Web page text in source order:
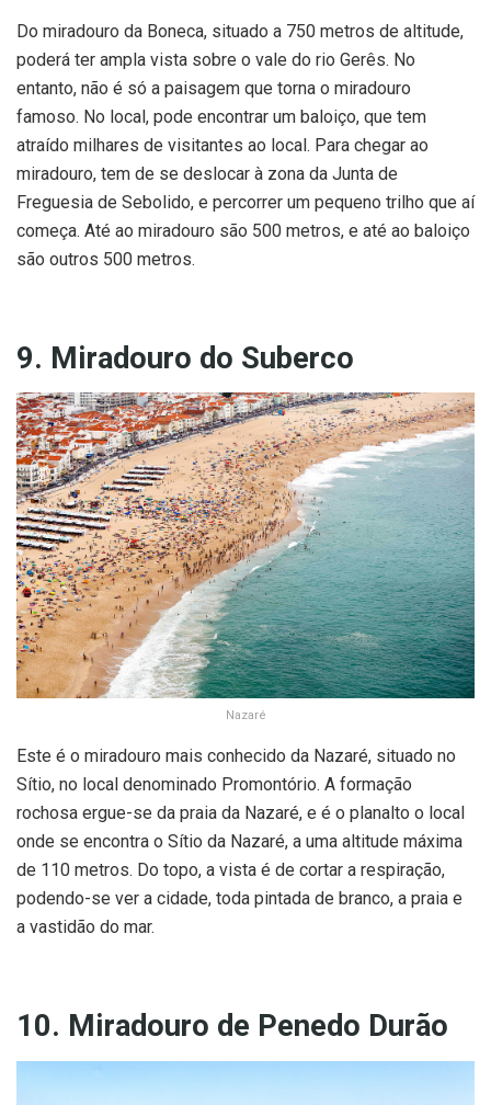
Do miradouro da Boneca, situado a 750 metros de altitude,
poderá ter ampla vista sobre o vale do rio Gerês. No
entanto, não é só a paisagem que torna o miradouro
famoso. No local, pode encontrar um baloiço, que tem
atraído milhares de visitantes ao local. Para chegar ao
miradouro, tem de se deslocar à zona da Junta de
Freguesia de Sebolido, e percorrer um pequeno trilho que aí
começa. Até ao miradouro são 500 metros, e até ao baloiço
são outros 500 metros.
9. Miradouro do Suberco
Nazaré
Este é o miradouro mais conhecido da Nazaré, situado no
Sítio, no local denominado Promontório. A formação
rochosa ergue-se da praia da Nazaré, e é o planalto o local
onde se encontra o Sítio da Nazaré, a uma altitude máxima
de 110 metros. Do topo, a vista é de cortar a respiração,
podendo-se ver a cidade, toda pintada de branco, a praia e
a vastidão do mar.
10. Miradouro de Penedo Durão